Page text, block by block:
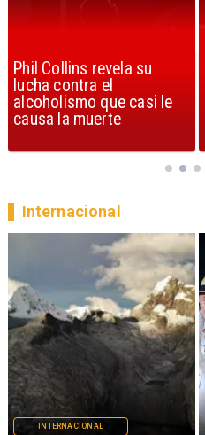
U2 lanza nuevo sencillo
con estribillo en español:
Streets of Dreams
INTERNACIONAL
Internacional